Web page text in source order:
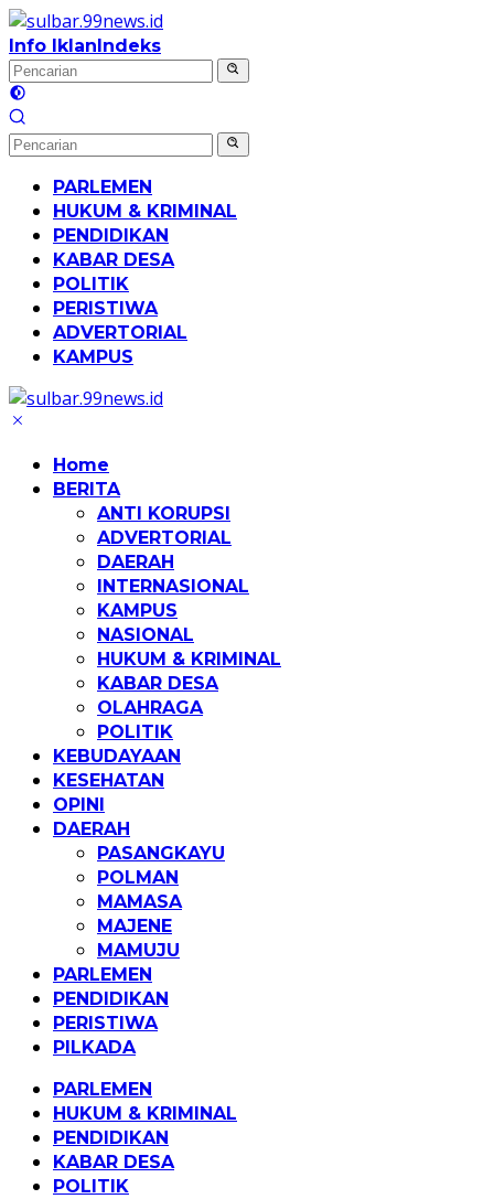
Langsung
ke
konten
Info IklanIndeks
PARLEMEN
HUKUM & KRIMINAL
PENDIDIKAN
KABAR DESA
POLITIK
PERISTIWA
ADVERTORIAL
KAMPUS
Home
BERITA
ANTI KORUPSI
ADVERTORIAL
DAERAH
INTERNASIONAL
KAMPUS
NASIONAL
HUKUM & KRIMINAL
KABAR DESA
OLAHRAGA
POLITIK
KEBUDAYAAN
KESEHATAN
OPINI
DAERAH
PASANGKAYU
POLMAN
MAMASA
MAJENE
MAMUJU
PARLEMEN
PENDIDIKAN
PERISTIWA
PILKADA
PARLEMEN
HUKUM & KRIMINAL
PENDIDIKAN
KABAR DESA
POLITIK